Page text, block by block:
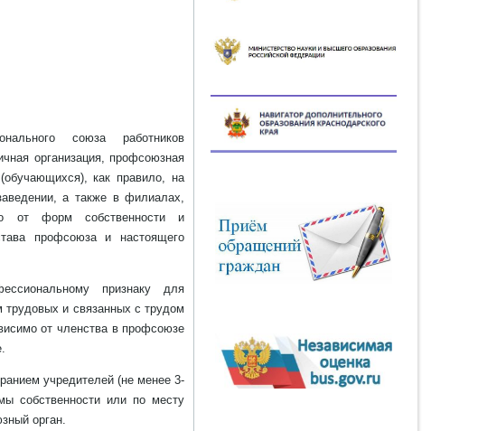
союза работников
организация, профсоюзная
как правило, на
а также в филиалах,
от форм собственности и
профсоюза и настоящего
признаку для
и связанных с трудом
от членства в профсоюзе
учредителей (не менее 3-
собственности или по месту
орган.